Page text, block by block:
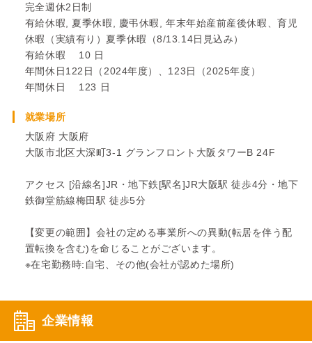
完全週休2日制
有給休暇, 夏季休暇, 慶弔休暇, 年末年始産前産後休暇、育児
休暇（実績有り）夏季休暇（8/13.14日見込み）
有給休暇 10 日
年間休日122日（2024年度）、123日（2025年度）
年間休日 123 日
就業場所
大阪府 大阪府
大阪市北区大深町3-1 グランフロント大阪タワーB 24F
アクセス [沿線名]JR・地下鉄[駅名]JR大阪駅 徒歩4分・地下
鉄御堂筋線梅田駅 徒歩5分
【変更の範囲】会社の定める事業所への異動(転居を伴う配
置転換を含む)を命じることがございます。
※在宅勤務時:自宅、その他(会社が認めた場所)
企業情報